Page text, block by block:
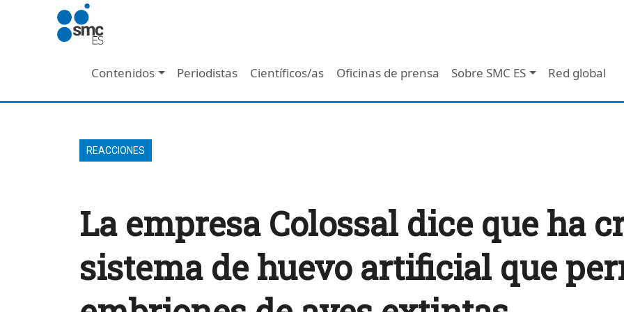
Pasar al contenido principal
Navegación principal - Header
Contenidos Periodistas Científicos/as Oficinas de prensa Sobre SMC ES Red global
REACCIONES
La empresa Colossal dice que ha
sistema de huevo artificial que